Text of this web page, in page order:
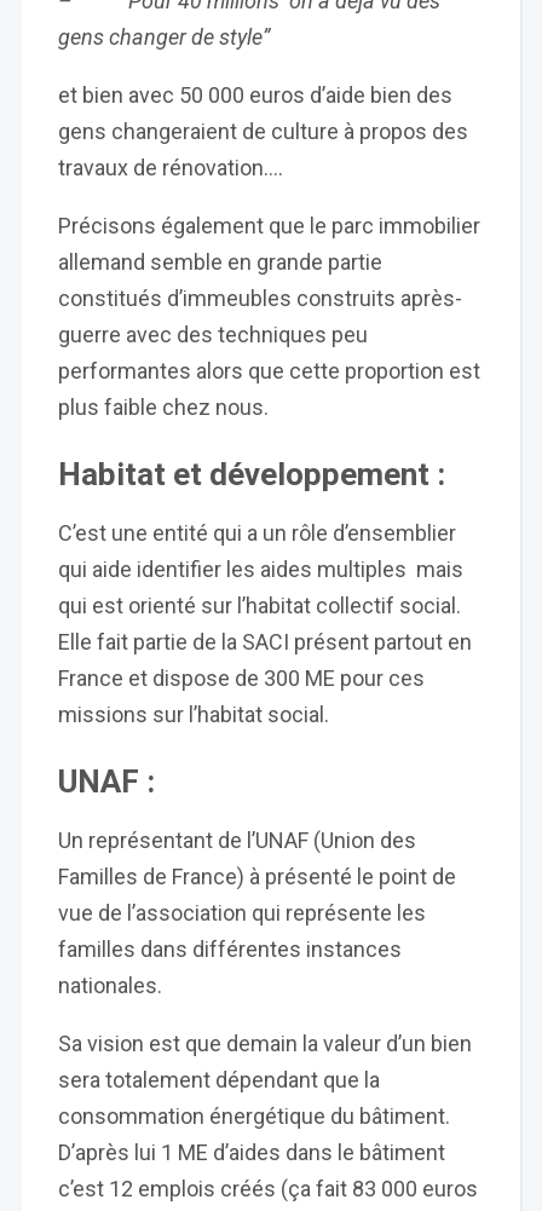
gens changer de style”
et bien avec 50 000 euros d’aide bien des
gens changeraient de culture à propos des
travaux de rénovation….
Précisons également que le parc immobilier
allemand semble en grande partie
constitués d’immeubles construits après-
guerre avec des techniques peu
performantes alors que cette proportion est
plus faible chez nous.
Habitat et développement :
C’est une entité qui a un rôle d’ensemblier
qui aide identifier les aides multiples mais
qui est orienté sur l’habitat collectif social.
Elle fait partie de la SACI présent partout en
France et dispose de 300 ME pour ces
missions sur l’habitat social.
UNAF :
Un représentant de l’UNAF (Union des
Familles de France) à présenté le point de
vue de l’association qui représente les
familles dans différentes instances
nationales.
Sa vision est que demain la valeur d’un bien
sera totalement dépendant que la
consommation énergétique du bâtiment.
D’après lui 1 ME d’aides dans le bâtiment
c’est 12 emplois créés (ça fait 83 000 euros